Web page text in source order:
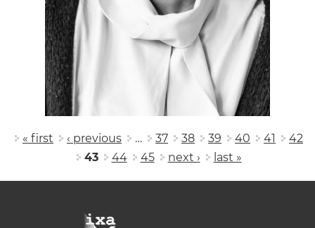
Pages
« first ‹ previous … 37 38 39 40 41
42
43
44 45 next › last »